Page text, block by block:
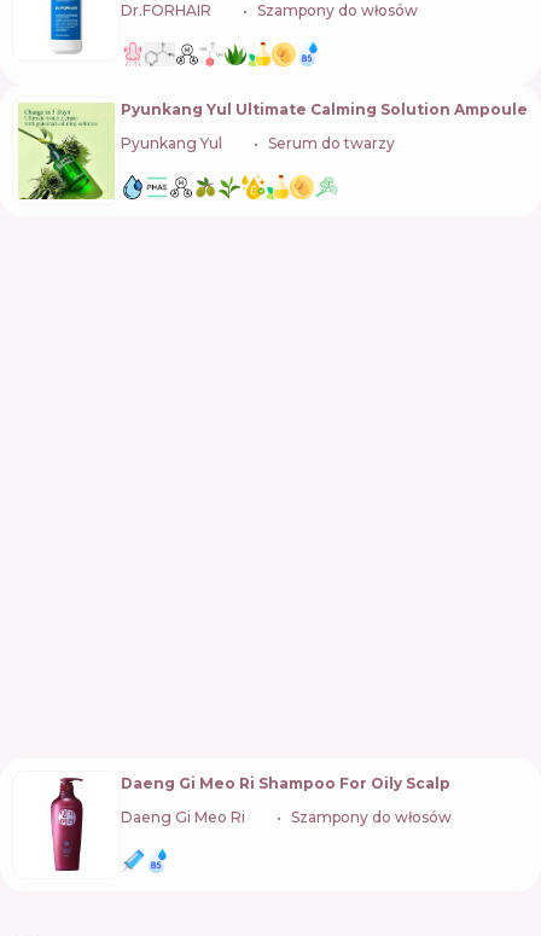
Dr.FORHAIR
Szampony do włosów
Pyunkang Yul Ultimate Calming Solution Ampoule
Pyunkang Yul
Serum do twarzy
Daeng Gi Meo Ri Shampoo For Oily Scalp
Daeng Gi Meo Ri
Szampony do włosów